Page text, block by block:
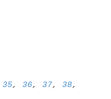
35, 36, 37, 38,